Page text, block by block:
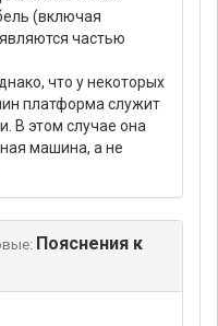
(включая
частью
что у некоторых
платформа служит
В этом случае она
машина, а не
Пояснения к